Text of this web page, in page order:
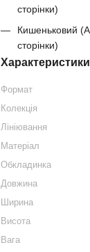
сторінки)
Кишеньковий
сторінки)
Характеристики
Формат
Колекція
Лініювання
Матеріал
Обкладинка
Довжина
Ширина
Висота
Вага